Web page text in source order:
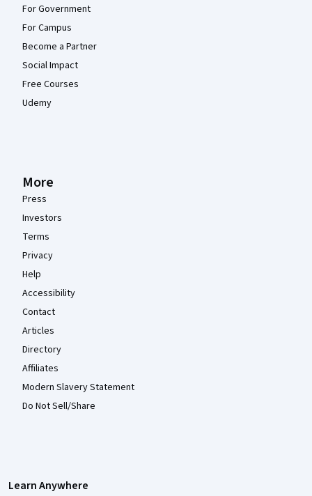
For Government
For Campus
Become a Partner
Social Impact
Free Courses
Udemy
More
Press
Investors
Terms
Privacy
Help
Accessibility
Contact
Articles
Directory
Affiliates
Modern Slavery Statement
Do Not Sell/Share
Learn Anywhere